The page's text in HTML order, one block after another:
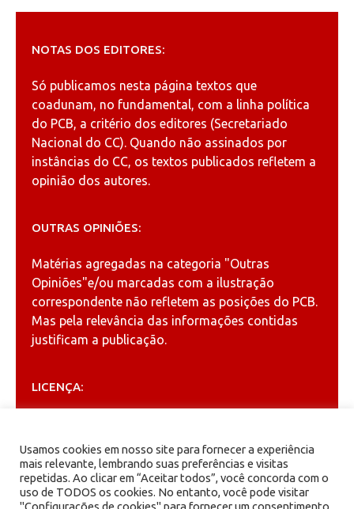
NOTAS DOS EDITORES:
Só publicamos nesta página textos que
coadunam, no fundamental, com a linha política
do PCB, a critério dos editores (Secretariado
Nacional do CC). Quando não assinados por
instâncias do CC, os textos publicados refletem a
opinião dos autores.
OUTRAS OPINIÕES:
Matérias agregadas na categoria "Outras
Opiniões"e/ou marcadas com a ilustração
correspondente não refletem as posições do PCB.
Mas pela relevância das informações contidas
justificam a publicação.
LICENÇA:
Creative Commons
ARQUIVOS
Usamos cookies em nosso site para fornecer a experiência
mais relevante, lembrando suas preferências e visitas
repetidas. Ao clicar em “Aceitar todos”, você concorda com o
uso de TODOS os cookies. No entanto, você pode visitar
"Configurações de cookies" para fornecer um consentimento